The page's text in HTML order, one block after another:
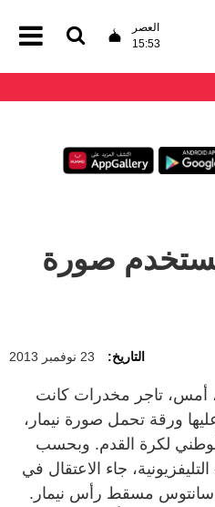
العصر
15:53
صورة
التاريخ: 23 نوفمبر 2013
أمس، تاجر مخدرات كانت
ورقة تحمل صورة نيمار،
لكرة القدم. وبحسب
جاء الاعتقال في
سانتوس مسقط رأس نيمار.